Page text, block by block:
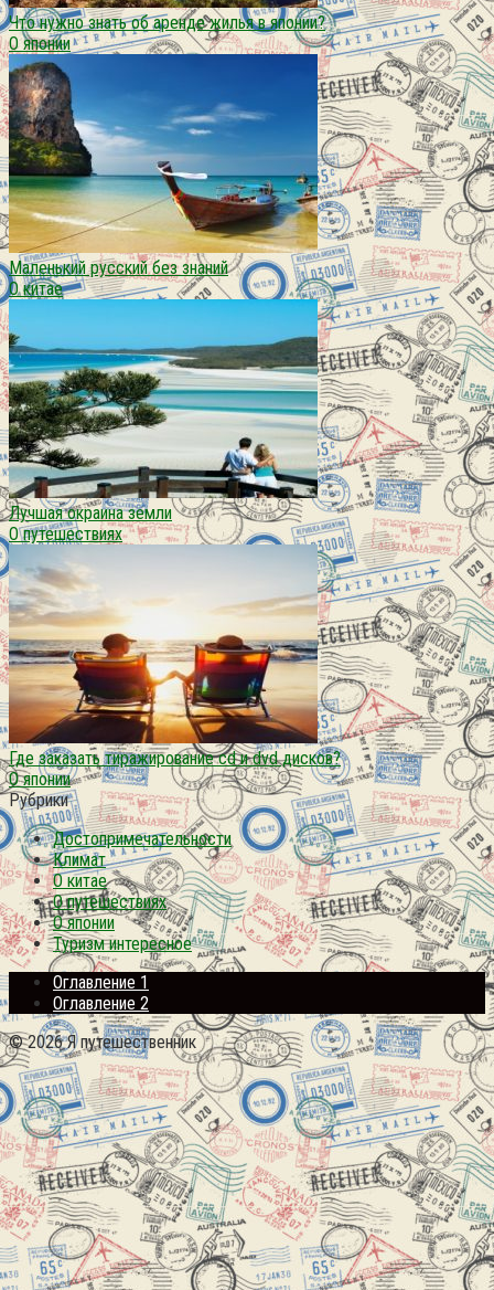
Что нужно знать об аренде жилья в японии?
О японии
Маленький русский без знаний
О китае
Лучшая окраина земли
О путешествиях
Где заказать тиражирование cd и dvd дисков?
О японии
Рубрики
Достопримечательности
Климат
О китае
О путешествиях
О японии
Туризм интересное
Оглавление 1
Оглавление 2
© 2026 Я путешественник